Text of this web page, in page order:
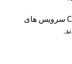
پیش‌تر خطوط APL, MSC و MAERSK و CMA سرویس های